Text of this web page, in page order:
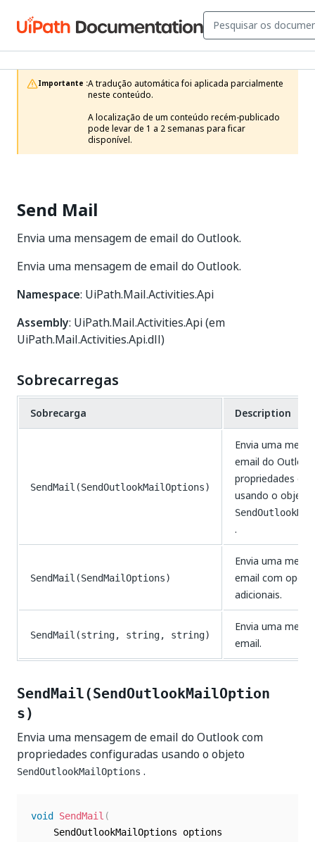
Importante :A tradução automática foi aplicada parcialmente
neste conteúdo.
A localização de um conteúdo recém-publicado
pode levar de 1 a 2 semanas para ficar
disponível.
Send Mail
Envia uma mensagem de email do Outlook.
Envia uma mensagem de email do Outlook.
Namespace: UiPath.Mail.Activities.Api
Assembly: UiPath.Mail.Activities.Api (em
UiPath.Mail.Activities.Api.dll)
Sobrecarregas
Sobrecarga Description
SendMail(SendOutlookMailOptions)
Envia uma
email do
propriedades
usando o objeto
.
SendMail(SendMailOptions)
Envia uma
email com
adicionais.
SendMail(string, string, string)
Envia uma
email.
SendMail(SendOutlookMailOption
s)
Envia uma mensagem de email do Outlook com
propriedades configuradas usando o objeto
SendOutlookMailOptions .
void SendMail (